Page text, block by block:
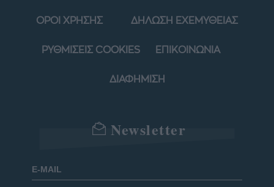
ΟΡΟΙ ΧΡΗΣΗΣ ΔΗΛΩΣΗ ΕΧΕΜΥΘΕΙΑΣ
ΡΥΘΜΙΣΕΙΣ COOKIES ΕΠΙΚΟΙΝΩΝΙΑ
ΔΙΑΦΗΜΙΣΗ
Newsletter